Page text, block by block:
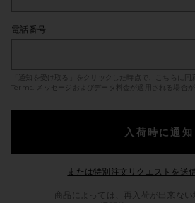
電話番号
「通知を受け取る」をクリックした時点で、こちらに同
Terms
. メッセージおよびデータ料金が適用される場合が
入荷時に通知
または特別注文リクエストを送
商品によっては、再入荷が出来ない